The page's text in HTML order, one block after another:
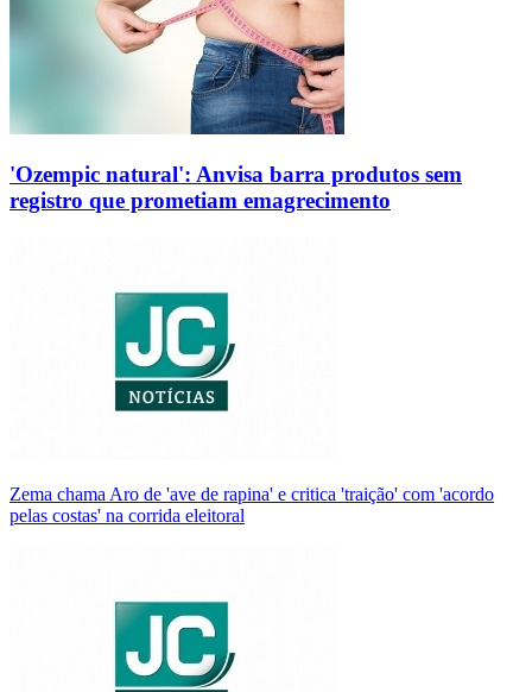
'Ozempic natural': Anvisa barra produtos sem
registro que prometiam emagrecimento
Zema chama Aro de 'ave de rapina' e critica 'traição' com 'acordo
pelas costas' na corrida eleitoral